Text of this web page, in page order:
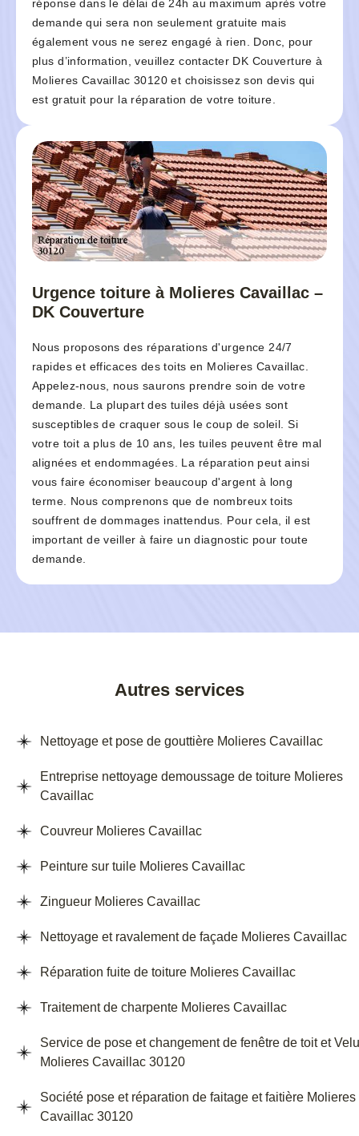
réponse dans le délai de 24h au maximum après votre
demande qui sera non seulement gratuite mais
également vous ne serez engagé à rien. Donc, pour
plus d’information, veuillez contacter DK Couverture à
Molieres Cavaillac 30120 et choisissez son devis qui
est gratuit pour la réparation de votre toiture.
Urgence toiture à Molieres Cavaillac –
DK Couverture
Nous proposons des réparations d'urgence 24/7
rapides et efficaces des toits en Molieres Cavaillac.
Appelez-nous, nous saurons prendre soin de votre
demande. La plupart des tuiles déjà usées sont
susceptibles de craquer sous le coup de soleil. Si
votre toit a plus de 10 ans, les tuiles peuvent être mal
alignées et endommagées. La réparation peut ainsi
vous faire économiser beaucoup d'argent à long
terme. Nous comprenons que de nombreux toits
souffrent de dommages inattendus. Pour cela, il est
important de veiller à faire un diagnostic pour toute
demande.
Autres services
Nettoyage et pose de gouttière Molieres Cavaillac
Entreprise nettoyage demoussage de toiture Molieres
Cavaillac
Couvreur Molieres Cavaillac
Peinture sur tuile Molieres Cavaillac
Zingueur Molieres Cavaillac
Nettoyage et ravalement de façade Molieres Cavaillac
Réparation fuite de toiture Molieres Cavaillac
Traitement de charpente Molieres Cavaillac
Service de pose et changement de fenêtre de toit et
Molieres Cavaillac 30120
Société pose et réparation de faitage et faitière Molieres
Cavaillac 30120